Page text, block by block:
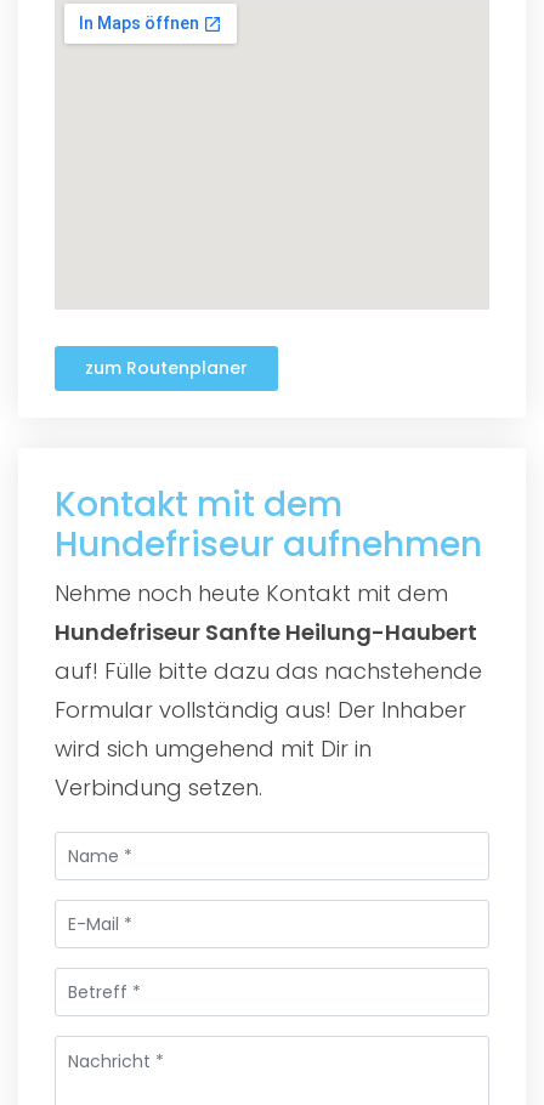
zum Routenplaner
Kontakt mit dem
Hundefriseur aufnehmen
Nehme noch heute Kontakt mit dem
Hundefriseur Sanfte Heilung-Haubert
auf! Fülle bitte dazu das nachstehende
Formular vollständig aus! Der Inhaber
wird sich umgehend mit Dir in
Verbindung setzen.